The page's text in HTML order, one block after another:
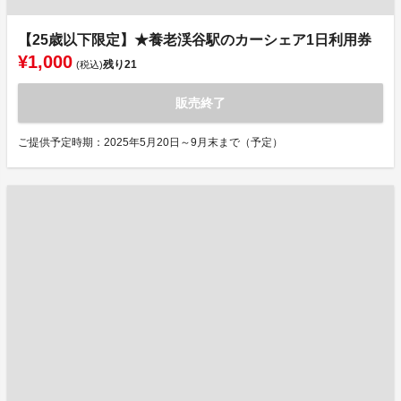
【25歳以下限定】★養老渓谷駅のカーシェア1日利用券
¥1,000 (税込)残り21
販売終了
ご提供予定時期：2025年5月20日～9月末まで（予定）